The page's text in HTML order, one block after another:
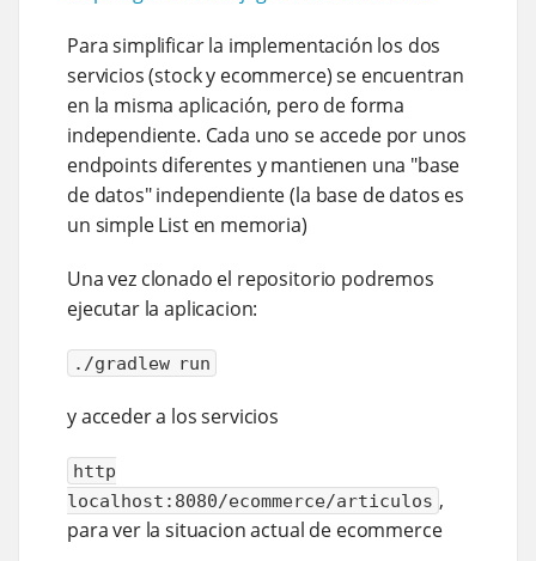
Para simplificar la implementación los dos
servicios (stock y ecommerce) se encuentran
en la misma aplicación, pero de forma
independiente. Cada uno se accede por unos
endpoints diferentes y mantienen una "base
de datos" independiente (la base de datos es
un simple List en memoria)
Una vez clonado el repositorio podremos
ejecutar la aplicacion:
./gradlew run
y acceder a los servicios
http
localhost:8080/ecommerce/articulos ,
para ver la situacion actual de ecommerce